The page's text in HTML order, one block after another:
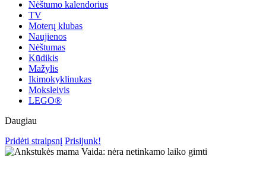
Nėštumo kalendorius
TV
Moterų klubas
Naujienos
Nėštumas
Kūdikis
Mažylis
Ikimokyklinukas
Moksleivis
LEGO®
Daugiau
Pridėti straipsnį Prisijunk!